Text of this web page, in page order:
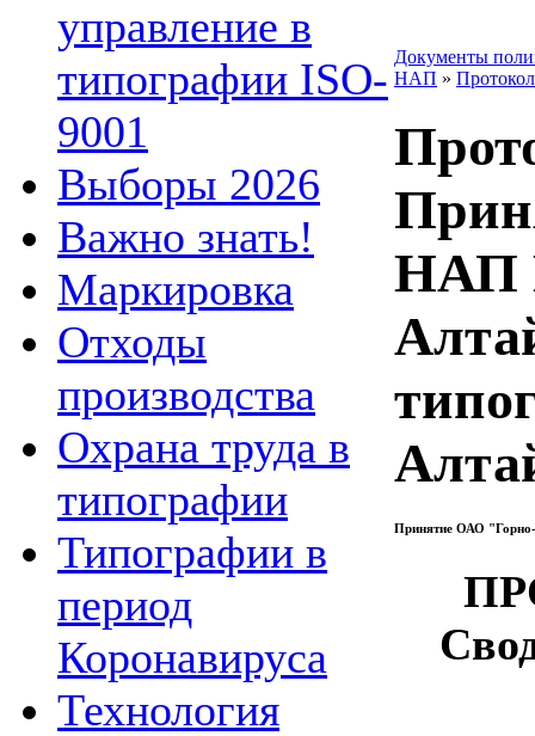
управление в
типографии ISO-
9001
Выборы 2026
Важно знать!
Маркировка
Отходы
производства
Охрана труда в
типографии
Типографии в
период
Коронавируса
Технология
Документы
НАП »
НАП
Принятие ОАО